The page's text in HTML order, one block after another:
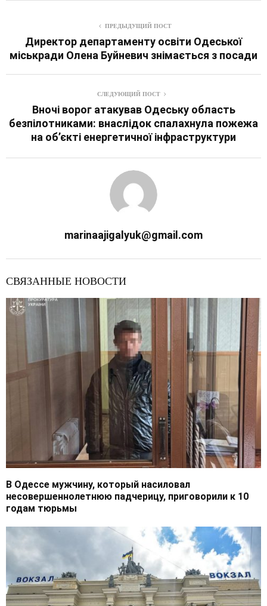
ПРЕДЫДУЩИЙ ПОСТ
Директор департаменту освіти Одеської
міськради Олена Буйневич знімається з посади
СЛЕДУЮЩИЙ ПОСТ
Вночі ворог атакував Одеську область
безпілотниками: внаслідок спалахнула пожежа
на об’єкті енергетичної інфраструктури
marinaajigalyuk@gmail.com
СВЯЗАННЫЕ НОВОСТИ
В Одессе мужчину, который насиловал
несовершеннолетнюю падчерицу, приговорили к 10
годам тюрьмы